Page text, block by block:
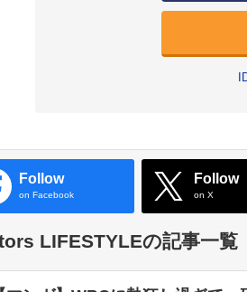
Follow
on Facebook
Follow
on X
LIFESTYLEの記事一覧